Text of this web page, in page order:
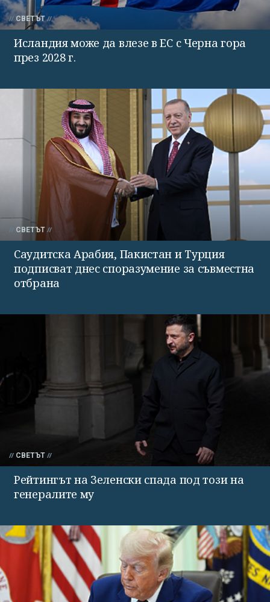
СВЕТЪТ
Исландия може да влезе в ЕС с Черна гора
през 2028 г.
СВЕТЪТ
Саудитска Арабия, Пакистан и Турция
подписват днес споразумение за съвместна
отбрана
СВЕТЪТ
Рейтингът на Зеленски спада под този на
генералите му